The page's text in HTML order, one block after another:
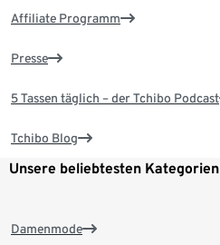
Affiliate Programm
Presse
5 Tassen täglich – der Tchibo Podcast
Tchibo Blog
Unsere beliebtesten Kategorien
Damenmode